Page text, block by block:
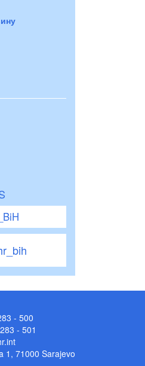
- 500
- 501
1, 71000 Sarajevo